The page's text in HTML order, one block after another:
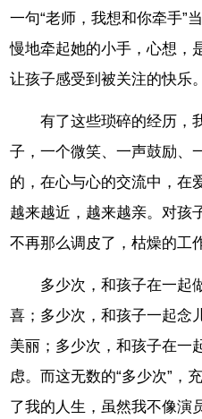
一句“老师，我想和你牵手”
慢地牵起她的小手，心想，
让孩子感受到被关注的快乐。
有了这些琐碎的经历，
子，一个微笑、一声鼓励、
的，在心与心的交流中，在
越来越近，越来越亲。对孩
不再那么调皮了，枯燥的工
多少次，和孩子在一起
喜；多少次，和孩子一起念
美丽；多少次，和孩子在一
虑。而这无数的“多少次”，
了我的人生，虽然我不像演